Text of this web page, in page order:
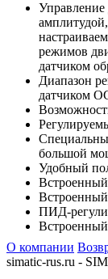
Управление
режимов
датчиком
Диапазон
датчиком
большой
Удобный
Встроенный
ПИД-
О компании
simatic-rus.ru -